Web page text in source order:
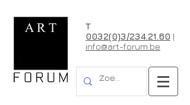
T
0032(0)3/234.21.60 |
info@art-forum.be